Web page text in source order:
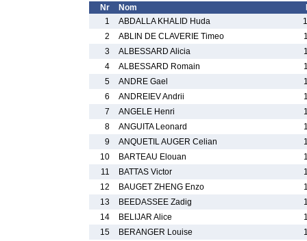
Nr Nom
1
ABDALLA KHALID Huda
2
ABLIN DE CLAVERIE Timeo
3
ALBESSARD Alicia
4
ALBESSARD Romain
5
ANDRE Gael
6
ANDREIEV Andrii
7
ANGELE Henri
8
ANGUITA Leonard
9
ANQUETIL AUGER Celian
10
BARTEAU Elouan
11
BATTAS Victor
12
BAUGET ZHENG Enzo
13
BEEDASSEE Zadig
14
BELIJAR Alice
15
BERANGER Louise